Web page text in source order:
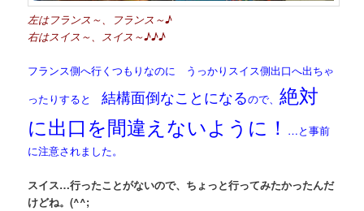
左はフランス～、フランス～♪
右はスイス～、スイス～♪♪♪
フランス側へ行くつもりなのに うっかりスイス側出口へ出ちゃ
ったりすると結構面倒なことになるので、絶対
に出口を間違えないように！ …と事前
に注意されました。
スイス…行ったことがないので、ちょっと行ってみたかったんだ
けどね。(^^;